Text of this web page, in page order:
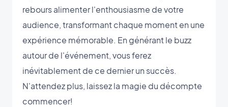
rebours alimenter l'enthousiasme de votre
audience, transformant chaque moment en une
expérience mémorable. En générant le buzz
autour de l'événement, vous ferez
inévitablement de ce dernier un succès.
N'attendez plus, laissez la magie du décompte
commencer!